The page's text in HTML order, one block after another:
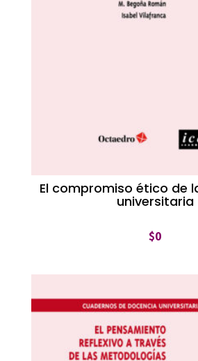
El compromiso ético de
universitaria
$0